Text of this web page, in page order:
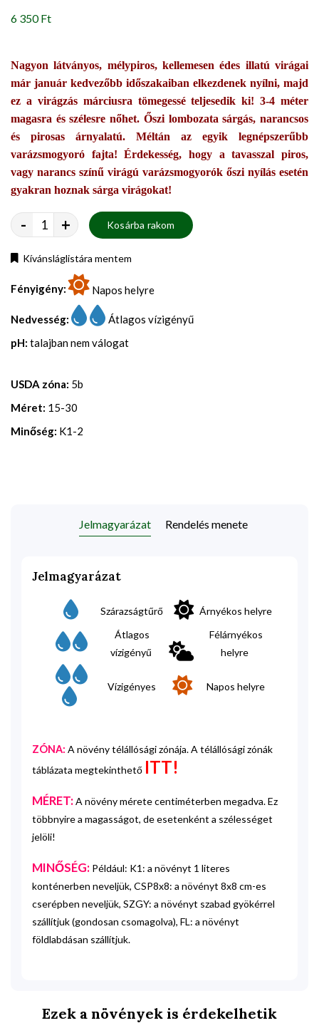
6 350 Ft
Nagyon látványos, mélypiros, kellemesen édes illatú virágai
már január kedvezőbb időszakaiban elkezdenek nyílni, majd
ez a virágzás márciusra tömegessé teljesedik ki! 3-4 méter
magasra és szélesre nőhet. Őszi lombozata sárgás, narancsos
és pirosas árnyalatú. Méltán az egyik legnépszerűbb
varázsmogyoró fajta! Érdekesség, hogy a tavasszal piros,
vagy narancs színű virágú varázsmogyorók őszi nyílás esetén
gyakran hoznak sárga virágokat!
- + Kosárba rakom
Kívánsláglistára mentem
Fényigény: Napos helyre
Nedvesség:
Átlagos vízigényű
pH: talajban nem válogat
USDA zóna: 5b
Méret: 15-30
Minőség: K1-2
Jelmagyarázat Rendelés menete
Jelmagyarázat
Szárazságtűrő
Árnyékos helyre
Átlagos
vízigényű
Félárnyékos
helyre
Vízigényes Napos helyre
ZÓNA: A növény télállósági zónája. A télállósági zónák
táblázata megtekinthető ITT!
MÉRET:A növény mérete centiméterben megadva. Ez
többnyire a magasságot, de esetenként a szélességet
jelöli!
MINŐSÉG: Például: K1: a növényt 1 literes
konténerben neveljük, CSP8x8: a növényt 8x8 cm-es
cserépben neveljük, SZGY: a növényt szabad gyökérrel
szállítjuk (gondosan csomagolva), FL: a növényt
földlabdásan szállítjuk.
Ezek a növények is érdekelhetik